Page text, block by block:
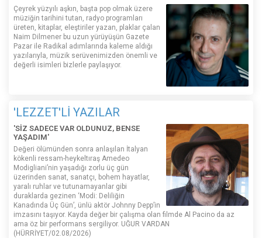
Çeyrek yüzyılı aşkın, başta pop olmak üzere
müziğin tarihini tutan, radyo programları
üreten, kitaplar, eleştiriler yazan, plaklar çalan
Naim Dilmener bu uzun yürüyüşün Gazete
Pazar ile Radikal adımlarında kaleme aldığı
yazılarıyla, müzik serüvenimizden önemli ve
değerli isimleri bizlerle paylaşıyor.
'LEZZET'Lİ YAZILAR
'SİZ SADECE VAR OLDUNUZ, BENSE
YAŞADIM'
Değeri ölümünden sonra anlaşılan İtalyan
kökenli ressam-heykeltıraş Amedeo
Modigliani’nin yaşadığı zorlu üç gün
üzerinden sanat, sanatçı, bohem hayatlar,
yaralı ruhlar ve tutunamayanlar gibi
duraklarda gezinen ‘Modi: Deliliğin
Kanadında Üç Gün’, ünlü aktör Johnny Depp’in
imzasını taşıyor. Kayda değer bir çalışma olan filmde Al Pacino da az
ama öz bir performans sergiliyor. UĞUR VARDAN
(HÜRRİYET/02.08/2026)